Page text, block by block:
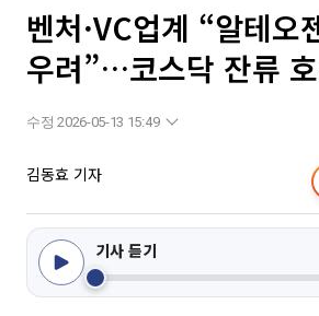
벤처·VC업계 “알테오
우려”…코스닥 잔류
수정 2026-05-13 15:49
김동효 기자
기사 듣기